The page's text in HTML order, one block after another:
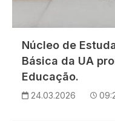
Núcleo de
Básica da UA
Educação.
24.03.2026